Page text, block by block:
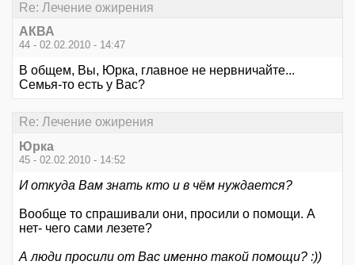
Re: Лечение ожирения
АКВА
44 - 02.02.2010 - 14:47
В общем, Вы, Юрка, главное не нервничайте...
Семья-то есть у Вас?
Re: Лечение ожирения
Юрка
45 - 02.02.2010 - 14:52
И откуда Вам знать кто и в чём нуждается?
Вообще то спрашивали они, просили о помощи. А
нет- чего сами лезете?
А люди просили от Вас именно такой помощи? :))